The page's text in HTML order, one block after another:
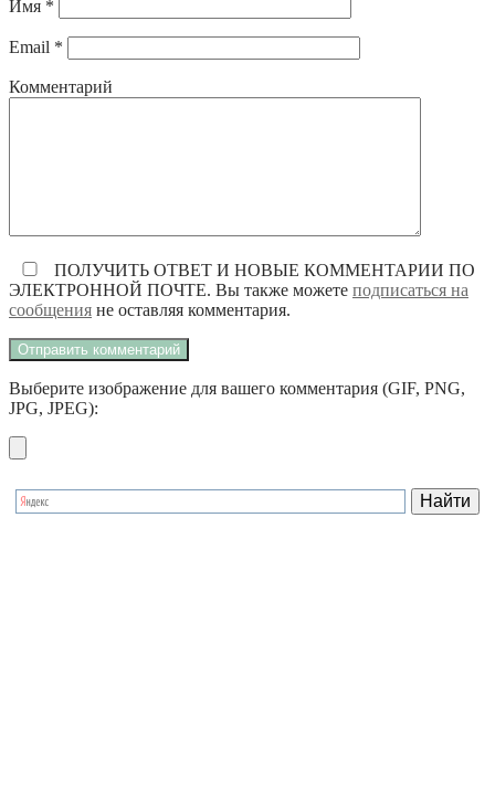
Имя *
Email *
Комментарий
ПОЛУЧИТЬ ОТВЕТ И НОВЫЕ КОММЕНТАРИИ ПО
ЭЛЕКТРОННОЙ ПОЧТЕ. Вы также можете подписаться на
сообщения не оставляя комментария.
Выберите изображение для вашего комментария (GIF, PNG,
JPG, JPEG):